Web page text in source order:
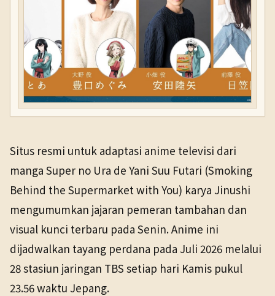
Situs resmi untuk adaptasi anime televisi dari
manga Super no Ura de Yani Suu Futari (Smoking
Behind the Supermarket with You) karya Jinushi
mengumumkan jajaran pemeran tambahan dan
visual kunci terbaru pada Senin. Anime ini
dijadwalkan tayang perdana pada Juli 2026 melalui
28 stasiun jaringan TBS setiap hari Kamis pukul
23.56 waktu Jepang.